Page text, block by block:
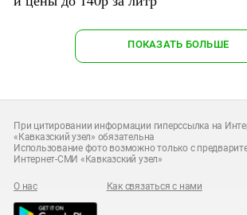
ПОКАЗАТЬ БОЛЬШЕ
При цитировании информации гиперссылка на
«Кавказский узел» обязательна
Использование фото возможно только с
Интернет-СМИ «Кавказский узел»
О нас Как связаться с нами